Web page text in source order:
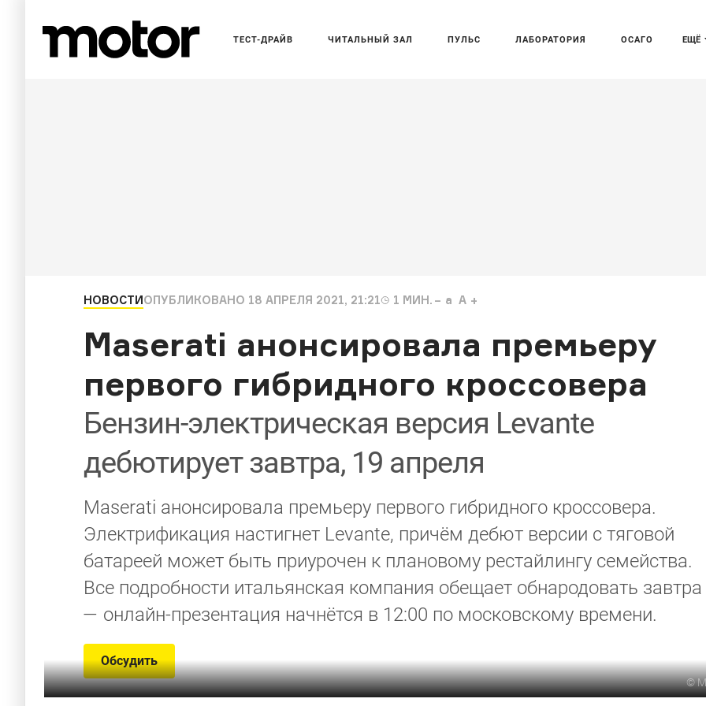
ЕЩЁ
ТЕСТ-ДРАЙВ ЧИТАЛЬНЫЙ ЗАЛ ПУЛЬС ЛАБОРАТОРИЯ ОСАГО
НОВОСТИОПУБЛИКОВАНО 18 АПРЕЛЯ 2021, 21:21 1 МИН. a A
Maserati анонсировала премьеру
первого гибридного кроссовера
Бензин-электрическая версия Levante
дебютирует завтра, 19 апреля
Maserati анонсировала премьеру первого гибридного кроссовера.
Электрификация настигнет Levante, причём дебют версии с тяговой
батареей может быть приурочен к плановому рестайлингу семейства.
Все подробности итальянская компания обещает обнародовать завтра
— онлайн-презентация начнётся в 12:00 по московскому времени.
Обсудить
©